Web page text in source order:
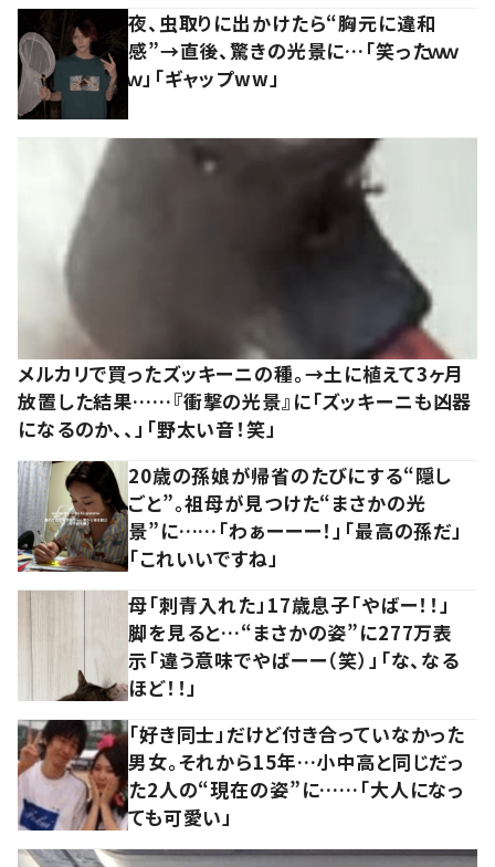
夜、虫取りに出かけたら“胸元に違和
感”→直後、驚きの光景に…「笑ったｗｗ
ｗ」「ギャップww」
メルカリで買ったズッキーニの種。→土に植えて3ヶ月
放置した結果……『衝撃の光景』に「ズッキーニも凶器
になるのか、、」「野太い音！笑」
20歳の孫娘が帰省のたびにする“隠し
ごと”。祖母が見つけた“まさかの光
景”に……「わぁーーー！」「最高の孫だ」
「これいいですね」
母「刺青入れた」17歳息子「やばー！！」
脚を見ると…“まさかの姿”に277万表
示「違う意味でやばーー（笑）」「な、なる
ほど！！」
「好き同士」だけど付き合っていなかった
男女。それから15年…小中高と同じだっ
た2人の“現在の姿”に……「大人になっ
ても可愛い」